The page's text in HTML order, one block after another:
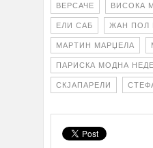
ВЕРСАЧЕ ВИСОКА
ЕЛИ САБ ЖАН ПОЛ
МАРТИН МАРЏЕЛА
ПАРИСКА МОДНА
СКЈАПАРЕЛИ